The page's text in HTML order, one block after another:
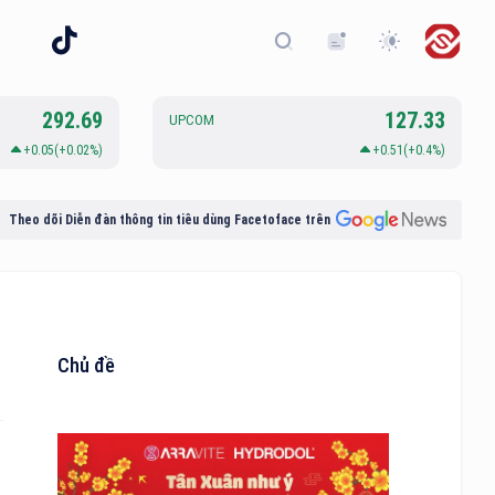
292.69
+0.05(+0.02%)
UPCOM 127.33
+0.51(+0.4%)
Theo dõi Diễn đàn thông tin tiêu dùng Facetoface trên
Chủ đề